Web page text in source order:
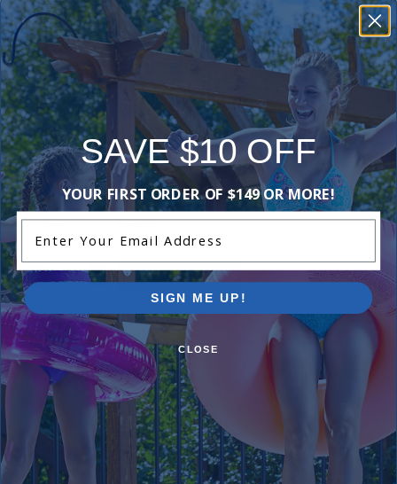
6 $143.99
- +
Obturateur - Zodiac W81701
5 $29.99
- +
Bague de retenue - Zodiac W81600
$7.99
- +
SAVE $10 OFF
YOUR FIRST ORDER OF $149 OR MORE!
SIGN ME UP!
CLOSE